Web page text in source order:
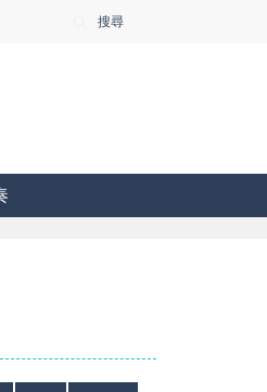
搜尋